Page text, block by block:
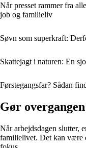
Når presset rammer fra
job og familieliv
Søvn som superkraft:
Skattejagt i naturen: En
Førstegangsfar? Sådan
Gør
Når arbejdsdagen slutter,
familielivet. Det kan være